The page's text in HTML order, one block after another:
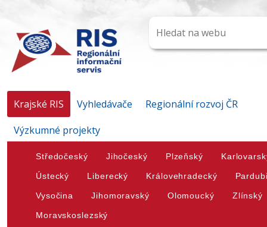
Krajské RIS Vyhledávače
Regionální rozvoj ČR
Výzkumné projekty
Středočeský Jihočeský Plzeňský
Ústecký Liberecký Královehradecký
Vysočina Jihomoravský Olomoucký Zlínský
Moravskoslezský